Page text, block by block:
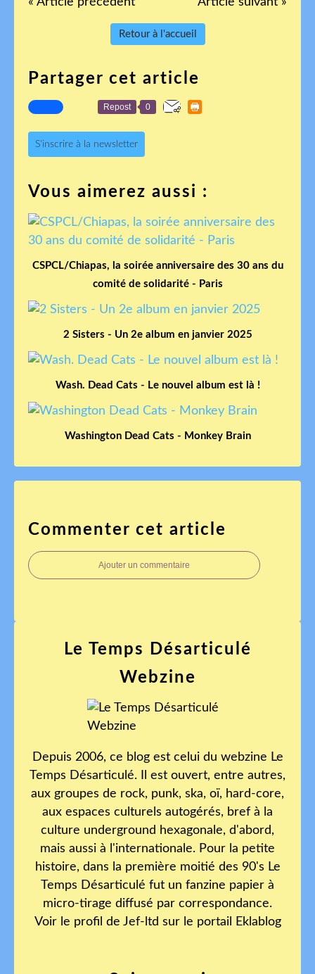
Retour à l'accueil
Partager cet article
Repost 0
S'inscrire à la newsletter
Vous aimerez aussi :
CSPCL/Chiapas, la soirée anniversaire des 30 ans du
comité de solidarité - Paris
2 Sisters - Un 2e album en janvier 2025
Wash. Dead Cats - Le nouvel album est là !
Washington Dead Cats - Monkey Brain
Commenter cet article
Ajouter un commentaire
Le Temps Désarticulé
Webzine
Depuis 2006, ce blog est celui du webzine Le
Temps Désarticulé. Il est ouvert, entre autres,
aux groupes de rock, punk, ska, oï, hard-core,
aux espaces culturels autogérés, bref à la
culture underground hexagonale, d'abord,
mais aussi à l'internationale. Pour la petite
histoire, dans la première moitié des 90's Le
Temps Désarticulé fut un fanzine papier à
micro-tirage diffusé par correspondance.
Voir le profil de Jef-ltd sur le portail Eklablog